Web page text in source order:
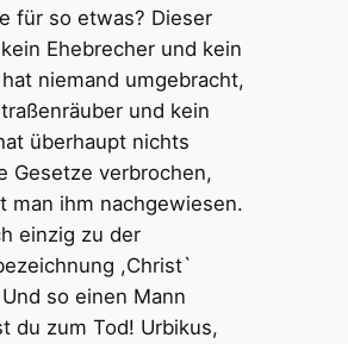
für so etwas? Dieser
Ehebrecher und kein
niemand umgebracht,
und kein
überhaupt nichts
Gesetze verbrochen,
man ihm nachgewiesen.
einzig zu der
,Christ`
so einen Mann
du zum Tod! Urbikus,